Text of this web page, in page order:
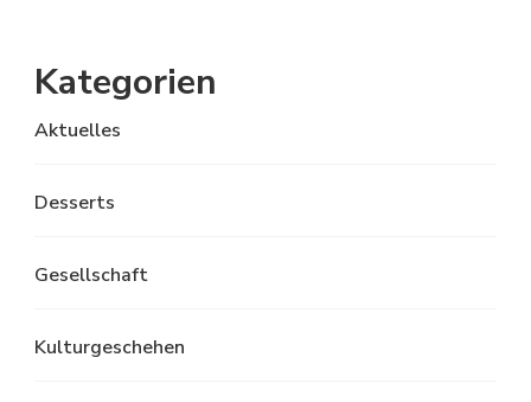
Kategorien
Aktuelles
Desserts
Gesellschaft
Kulturgeschehen